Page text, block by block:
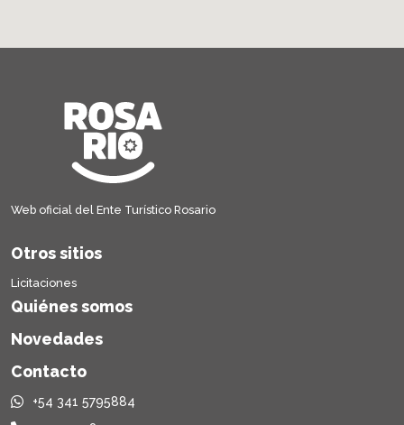
Web oficial del Ente Turístico Rosario
Otros sitios
Licitaciones
Quiénes somos
Novedades
Contacto
+54 341 5795884